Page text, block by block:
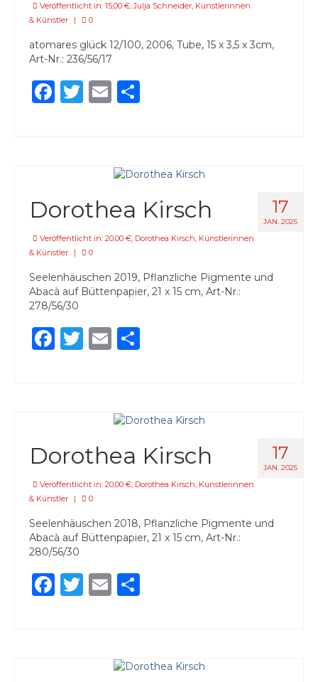
Veröffentlicht in: 15,00 €,Julja Schneider, Künstlerinnen
& Künstler
| 0
atomares glück 12/100, 2006, Tube, 15 x 3,5 x 3cm,
Art-Nr.: 236/56/17
Facebook
Twitter
Email
17
JAN. 2025
Dorothea Kirsch
Veröffentlicht in: 20,00 € Dorothea Kirsch Künstlerinnen
& Künstler
| 0
Seelenhäuschen 2019, Pflanzliche Pigmente und
Abacà auf Büttenpapier, 21 x 15 cm, Art-Nr.:
278/56/30
Facebook
Twitter
Email
17
JAN. 2025
Dorothea Kirsch
Veröffentlicht in: 20,00 €, Dorothea Kirsch, Künstlerinnen
& Künstler
| 0
Seelenhäuschen 2018, Pflanzliche Pigmente und
Abacà auf Büttenpapier, 21 x 15 cm, Art-Nr.:
280/56/30
Facebook
Twitter
Email